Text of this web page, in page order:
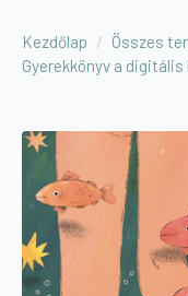
Kezdőlap Összes
Gyerekkönyv a